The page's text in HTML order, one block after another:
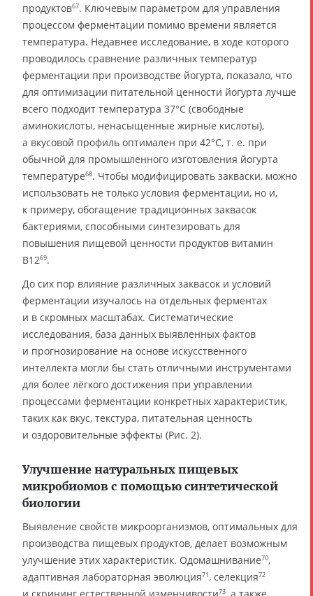
продуктов67. Ключевым параметром для управления
процессом ферментации помимо времени является
температура. Недавнее исследование, в ходе которого
проводилось сравнение различных температур
ферментации при производстве йогурта, показало, что
для оптимизации питательной ценности йогурта лучше
всего подходит температура 37°C (свободные
аминокислоты, ненасыщенные жирные кислоты),
а вкусовой профиль оптимален при 42°C, т. е. при
обычной для промышленного изготовления йогурта
температуре68. Чтобы модифицировать закваски, можно
использовать не только условия ферментации, но и,
к примеру, обогащение традиционных заквасок
бактериями, способными синтезировать для
повышения пищевой ценности продуктов витамин
B1269.
До сих пор влияние различных заквасок и условий
ферментации изучалось на отдельных ферментах
и в скромных масштабах. Систематические
исследования, база данных выявленных фактов
и прогнозирование на основе искусственного
интеллекта могли бы стать отличными инструментами
для более лёгкого достижения при управлении
процессами ферментации конкретных характеристик,
таких как вкус, текстура, питательная ценность
и оздоровительные эффекты (Рис. 2).
Улучшение натуральных пищевых
микробиомов с помощью синтетической
биологии
Выявление свойств микроорганизмов, оптимальных для
производства пищевых продуктов, делает возможным
улучшение этих характеристик. Одомашнивание70,
адаптивная лабораторная эволюция71, селекция72
73